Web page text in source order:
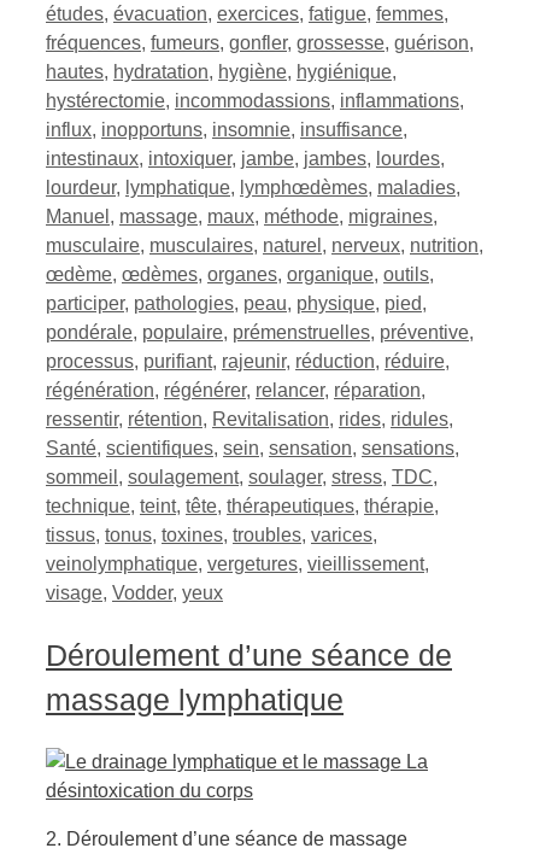
études, évacuation, exercices, fatigue, femmes,
fréquences, fumeurs, gonfler, grossesse, guérison,
hautes, hydratation, hygiène, hygiénique,
hystérectomie, incommodassions, inflammations,
influx, inopportuns, insomnie, insuffisance,
intestinaux, intoxiquer, jambe, jambes, lourdes,
lourdeur, lymphatique, lymphœdèmes, maladies,
Manuel , massage, maux, méthode, migraines,
musculaire, musculaires, naturel , nerveux, nutrition,
œdème, œdèmes, organes, organique, outils,
participer, pathologies, peau, physique, pied,
pondérale, populaire, prémenstruelles, préventive,
processus, purifiant, rajeunir, réduction, réduire,
régénération, régénérer, relancer, réparation,
ressentir, rétention, Revitalisation, rides, ridules,
Santé, scientifiques, sein, sensation, sensations,
sommeil , soulagement, soulager, stress, TDC,
technique, teint, tête, thérapeutiques, thérapie,
tissus, tonus, toxines, troubles, varices,
veinolymphatique, vergetures, vieillissement,
visage, Vodder, yeux
Déroulement d’une séance de
massage lymphatique
2. Déroulement d’une séance de massage